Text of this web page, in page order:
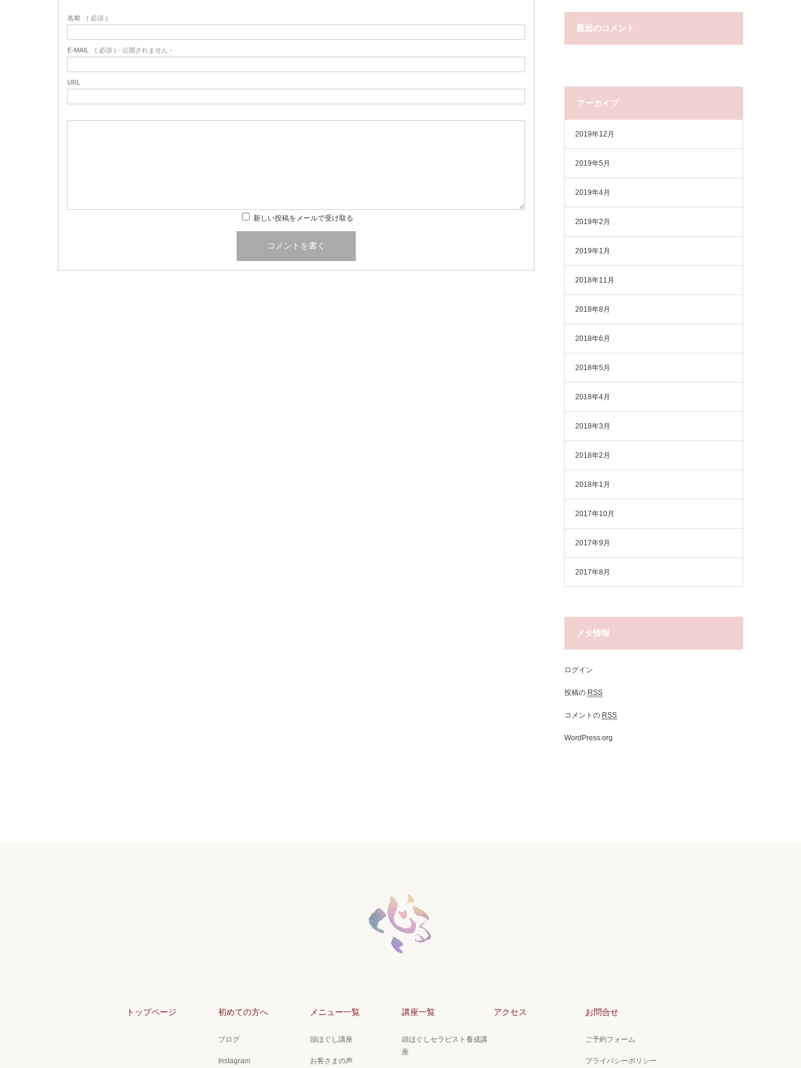
名前 ( 必須 )
E-MAIL ( 必須 ) - 公開されません -
URL
新しい投稿をメールで受け取る
最近のコメント
アーカイブ
2019年12月
2019年5月
2019年4月
2019年2月
2019年1月
2018年11月
2018年8月
2018年6月
2018年5月
2018年4月
2018年3月
2018年2月
2018年1月
2017年10月
2017年9月
2017年8月
メタ情報
ログイン
投稿の RSS
コメントの RSS
WordPress.org
トップページ 初めての方へ
ブログ
Instagram
メニュー一覧
頭ほぐし講座
お客さまの声
講座一覧
頭ほぐしセラピスト養成講
座
アクセス お問合せ
ご予約フォーム
プライバシーポリシー